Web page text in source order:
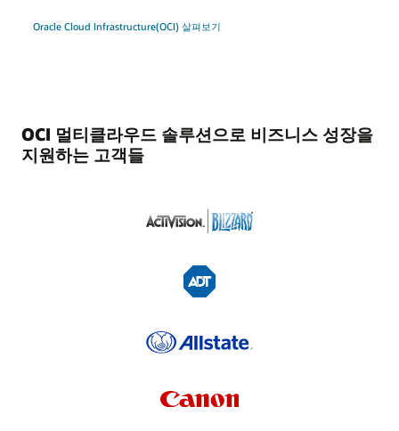
Oracle Cloud Infrastructure(OCI) 살펴보기
OCI 멀티클라우드 솔루션으로 비즈니스 성장을
지원하는 고객들